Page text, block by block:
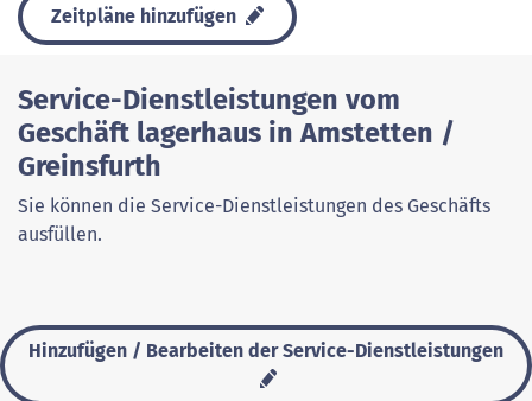
Zeitpläne hinzufügen
Service-Dienstleistungen vom
Geschäft lagerhaus in Amstetten /
Greinsfurth
Sie können die Service-Dienstleistungen des Geschäfts
ausfüllen.
Hinzufügen / Bearbeiten der Service-Dienstleistungen